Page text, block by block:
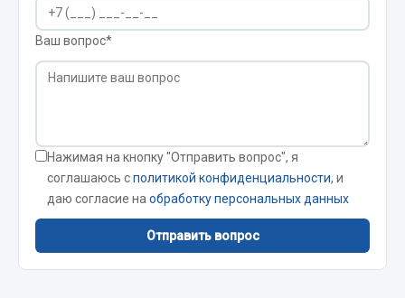
Соединительные элементы
Тройники
Трубки, муфты, гайки
Ваш вопрос*
Нажимая на кнопку "Отправить вопрос", я
соглашаюсь сполитикой конфиденциальности, и
даю согласие на обработку персональных данных
Отправить вопрос